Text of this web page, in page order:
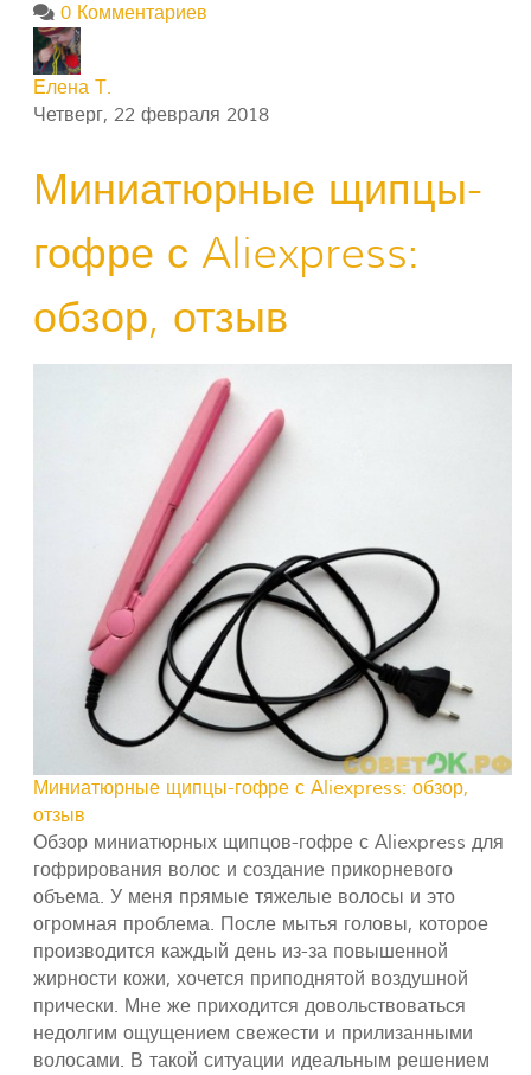
0 Комментариев
Елена Т.
Четверг, 22 февраля 2018
Миниатюрные щипцы-
гофре с Aliexpress:
обзор, отзыв
Миниатюрные щипцы-гофре с Aliexpress: обзор,
отзыв
Обзор миниатюрных щипцов-гофре с Aliexpress для
гофрирования волос и создание прикорневого
объема. У меня прямые тяжелые волосы и это
огромная проблема. После мытья головы, которое
производится каждый день из-за повышенной
жирности кожи, хочется приподнятой воздушной
прически. Мне же приходится довольствоваться
недолгим ощущением свежести и прилизанными
волосами. В такой ситуации идеальным решением